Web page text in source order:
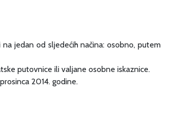
jedan od sljedećih načina: osobno, putem
putovnice ili valjane osobne iskaznice.
2014. godine.